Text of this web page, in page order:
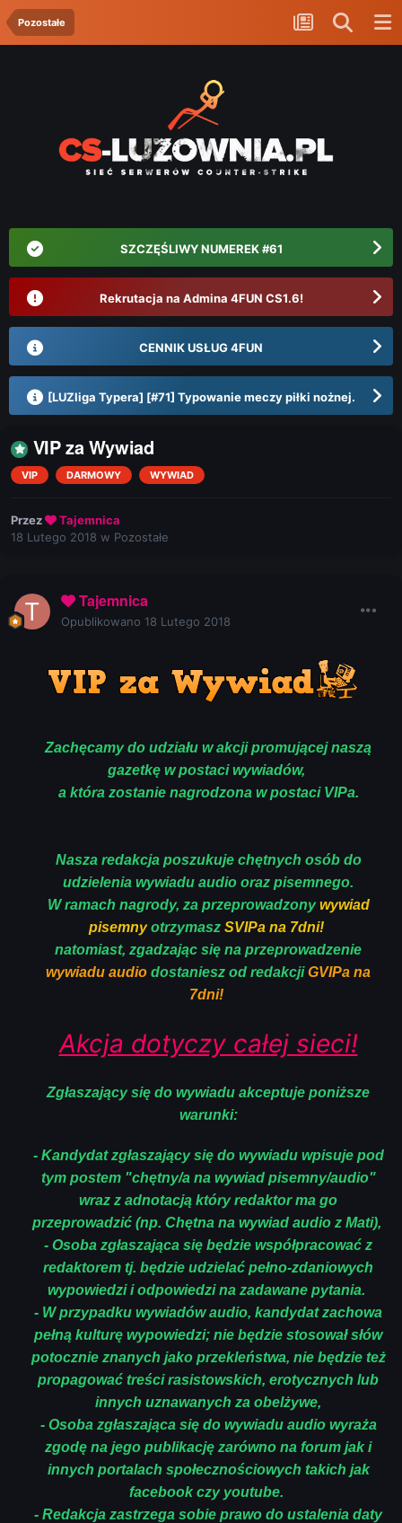
Pozostałe
SZCZĘŚLIWY NUMEREK #61
Rekrutacja na Admina 4FUN CS1.6!
CENNIK USŁUG 4FUN
[LUZliga Typera] [#71] Typowanie meczy piłki nożnej.
VIP za Wywiad
VIP DARMOWY WYWIAD
Przez
Tajemnica
18 Lutego 2018 w Pozostałe
Tajemnica
Opublikowano 18 Lutego 2018
Zachęcamy do udziału w akcji promującej naszą
gazetkę w postaci wywiadów,
a która zostanie nagrodzona w postaci VIPa.
Nasza redakcja poszukuje chętnych osób do
udzielenia wywiadu audio oraz pisemnego.
W ramach nagrody, za przeprowadzonywywiad
pisemnyotrzymasz SVIPa na 7dni!
natomiast, zgadzając się na przeprowadzenie
wywiadu audio dostaniesz od redakcjiGVIPa na
7dni!
Akcja dotyczy całej sieci!
Zgłaszający się do wywiadu akceptuje poniższe
warunki:
- Kandydat zgłaszający się do wywiadu wpisuje pod
tym postem "chętny/a na wywiad pisemny/audio"
wraz z adnotacją który redaktor ma go
przeprowadzić (np. Chętna na wywiad audio z Mati),
- Osoba zgłaszająca się będzie współpracować z
redaktorem tj. będzie udzielać pełno-zdaniowych
wypowiedzi i odpowiedzi na zadawane pytania.
- W przypadku wywiadów audio, kandydat zachowa
pełną kulturę wypowiedzi; nie będzie stosował słów
potocznie znanych jako przekleństwa, nie będzie też
propagować treści rasistowskich, erotycznych lub
innych uznawanych za obelżywe,
- Osoba zgłaszająca się do wywiadu audio wyraża
zgodę na jego publikację zarówno na forum jak i
innych portalach społecznościowych takich jak
facebook czy youtube.
- Redakcja zastrzega sobie prawo do ustalenia daty